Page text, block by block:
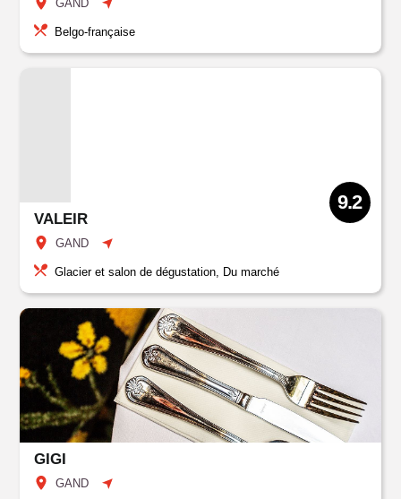
GAND
Belgo-française
VALEIR
GAND
9.2
Glacier et salon de dégustation, Du marché
GIGI
GAND